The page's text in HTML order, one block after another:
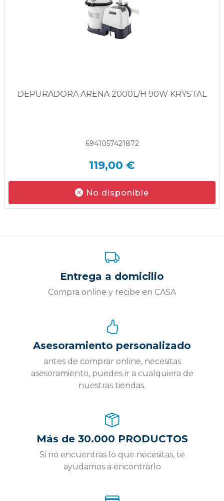
DEPURADORA ARENA 2000L/H 90W KRYSTAL
6941057421872
119,00 €
No disponible
Entrega a domicilio
Compra online y recibe en CASA
Asesoramiento personalizado
antes de comprar online, necesitas
asesoramiento, puedes ir a cualquiera de
nuestras tiendas.
Más de 30.000 PRODUCTOS
Si no encuentras lo que necesitas, te
ayudamos a encontrarlo